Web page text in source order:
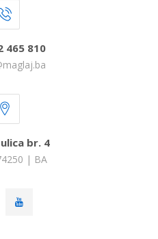
465 810
br. 4
| BA